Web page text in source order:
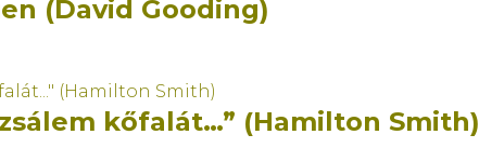
(David Gooding)
kőfalát…” (Hamilton Smith)